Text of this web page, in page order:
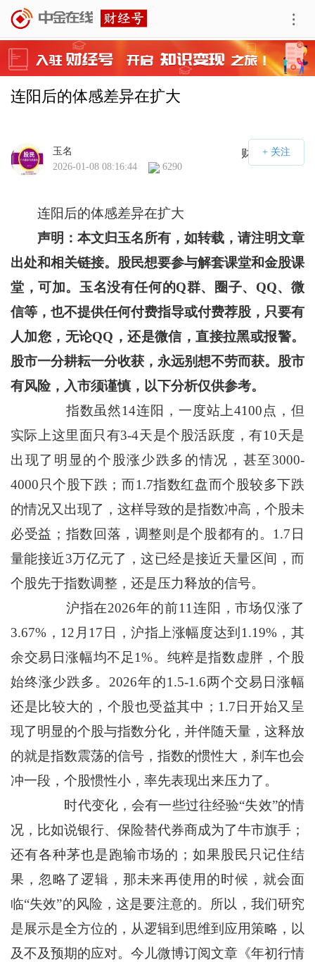
连阳后的体感差异在扩大
财经号APP
玉名
2026-01-08 08:16:44
6290
连阳后的体感差异在扩大
声明：本文归玉名所有，如转载，请注明文章
出处和相关链接。股民想要参与解套课堂和金股课
堂，可加。玉名没有任何的Q群、圈子、QQ、微
信等，也不提供任何付费指导或付费荐股，只要有
人加您，无论QQ，还是微信，直接拉黑或报警。
股市一分耕耘一分收获，永远别想不劳而获。股市
有风险，入市须谨慎，以下分析仅供参考。
指数虽然14连阳，一度站上4100点，但
实际上这里面只有3-4天是个股活跃度，有10天是
出现了明显的个股涨少跌多的情况，甚至3000-
4000只个股下跌；而1.7指数红盘而个股较多下跌
的情况又出现了，这样导致的是指数冲高，个股未
必受益；指数回落，调整则是个股都有的。1.7日
量能接近3万亿元了，这已经是接近天量区间，而
个股先于指数调整，还是压力释放的信号。
沪指在2026年的前11连阳，市场仅涨了
3.67%，12月17日，沪指上涨幅度达到1.19%，其
余交易日涨幅均不足1%。纯粹是指数虚胖，个股
始终涨少跌多。2026年的1.5-1.6两个交易日涨幅
还是比较大的，个股也受益其中；1.7日开始又呈
现了明显的个股与指数分化，并伴随天量，这释放
的就是指数震荡的信号，指数的惯性大，刹车也会
冲一段，个股惯性小，率先表现出来压力了。
时代变化，会有一些过往经验“失效”的情
况，比如说银行、保险替代券商成为了牛市旗手；
还有各种茅也是跑输市场的；如果股民只记住结
果，忽略了逻辑，那未来再使用的时候，就会面
临“失效”的风险，这是要注意的。所以，我们研究
是展示是全方位的，从逻辑到思维到应用策略，以
及不及预期的应对。今儿微博订阅文章《年初行情